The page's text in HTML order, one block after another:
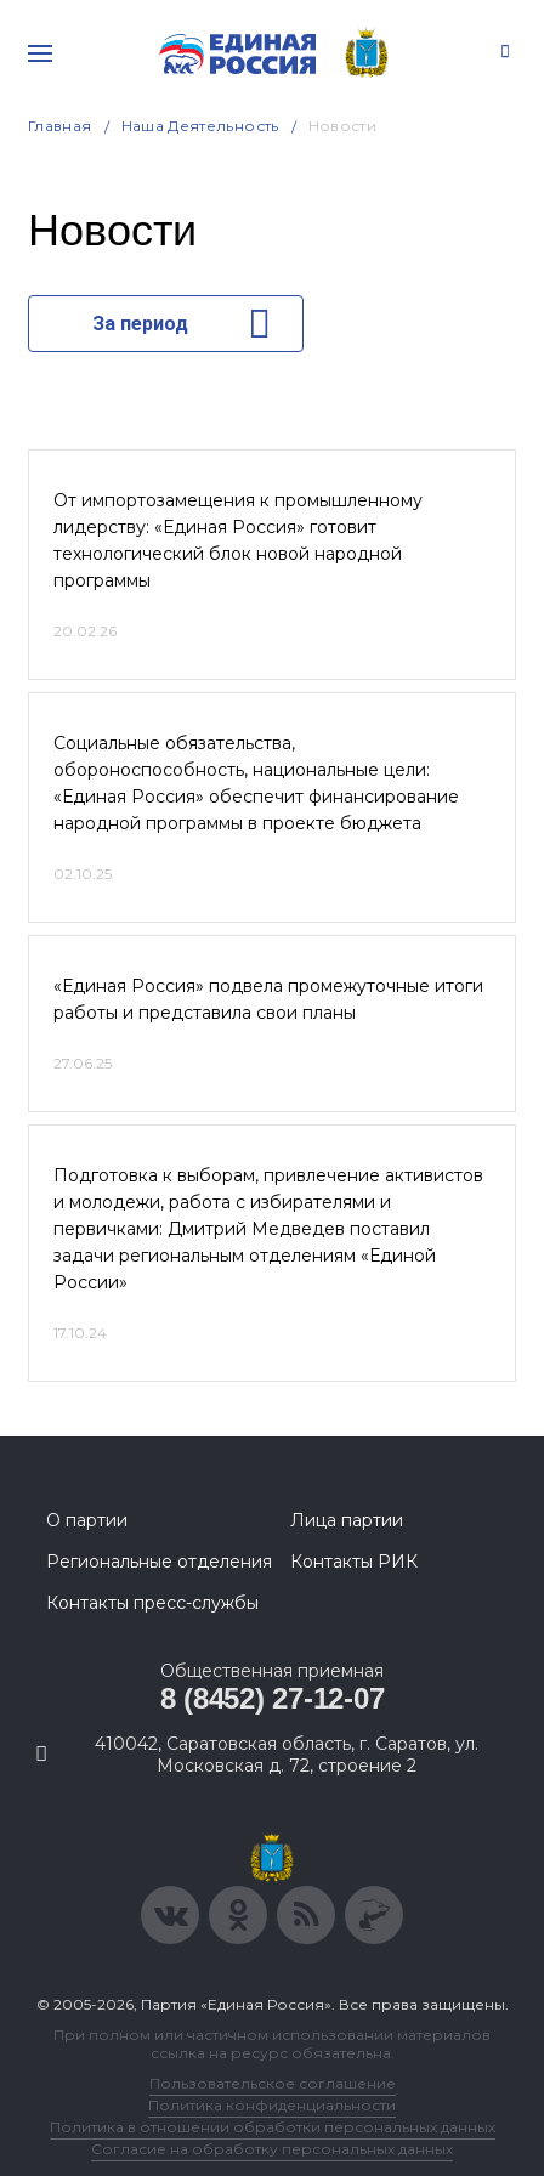
Главная Наша Деятельность Новости
Новости
За период
От импортозамещения к промышленному
лидерству: «Единая Россия» готовит
технологический блок новой народной
программы
20.02.26
Социальные обязательства,
обороноспособность, национальные цели:
«Единая Россия» обеспечит финансирование
народной программы в проекте бюджета
02.10.25
«Единая Россия» подвела промежуточные итоги
работы и представила свои планы
27.06.25
Подготовка к выборам, привлечение активистов
и молодежи, работа с избирателями и
первичками: Дмитрий Медведев поставил
задачи региональным отделениям «Единой
России»
17.10.24
О партии
Лица партии
Региональные отделения
Контакты РИК
Контакты пресс-службы
Общественная приемная
8 (8452) 27-12-07
410042, Саратовская область, г. Саратов, ул.
Московская д. 72, строение 2
© 2005-2026, Партия «Единая Россия». Все права защищены.
При полном или частичном использовании материалов
ссылка на ресурс обязательна.
Пользовательское соглашение
Политика конфиденциальности
Политика в отношении обработки персональных данных
Согласие на обработку персональных данных